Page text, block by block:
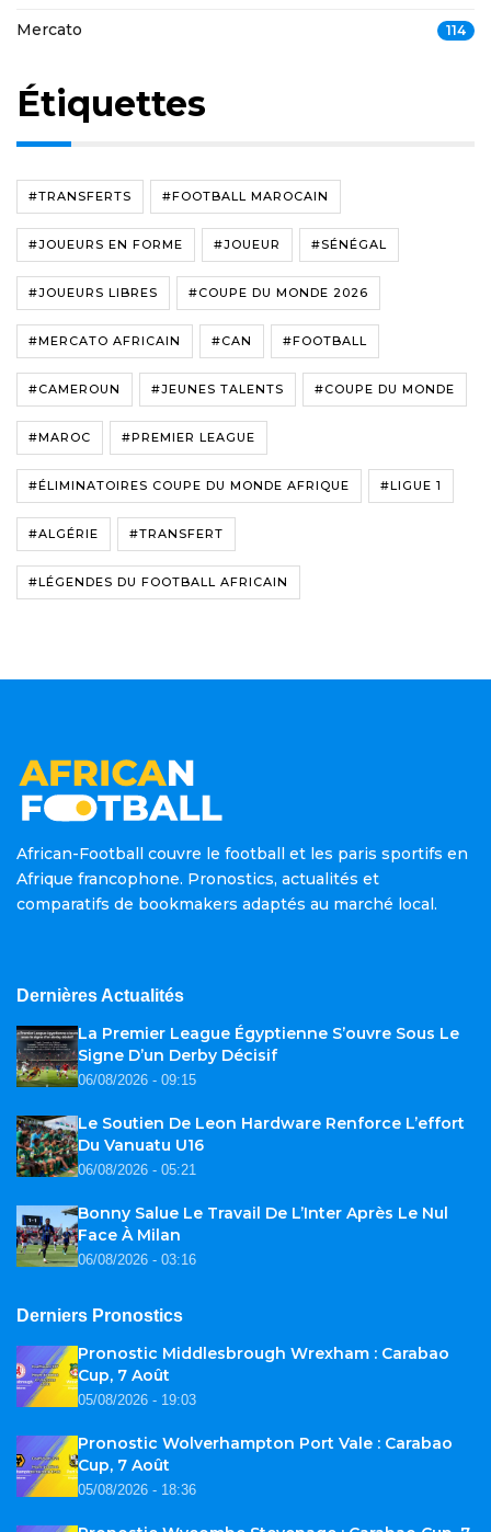
Mercato 114
Étiquettes
#TRANSFERTS #FOOTBALL MAROCAIN
#JOUEURS EN FORME #JOUEUR #SÉNÉGAL
#JOUEURS LIBRES #COUPE DU MONDE 2026
#MERCATO AFRICAIN #CAN #FOOTBALL
#CAMEROUN #JEUNES TALENTS #COUPE DU MONDE
#MAROC #PREMIER LEAGUE
#ÉLIMINATOIRES COUPE DU MONDE AFRIQUE #LIGUE 1
#ALGÉRIE #TRANSFERT
#LÉGENDES DU FOOTBALL AFRICAIN
African-Football couvre le football et les paris sportifs en
Afrique francophone. Pronostics, actualités et
comparatifs de bookmakers adaptés au marché local.
Dernières Actualités
La Premier League Égyptienne S’ouvre Sous Le
Signe D’un Derby Décisif
06/08/2026 - 09:15
Le Soutien De Leon Hardware Renforce L’effort
Du Vanuatu U16
06/08/2026 - 05:21
Bonny Salue Le Travail De L’Inter Après Le Nul
Face À Milan
06/08/2026 - 03:16
Derniers Pronostics
Pronostic Middlesbrough Wrexham : Carabao
Cup, 7 Août
05/08/2026 - 19:03
Pronostic Wolverhampton Port Vale : Carabao
Cup, 7 Août
05/08/2026 - 18:36